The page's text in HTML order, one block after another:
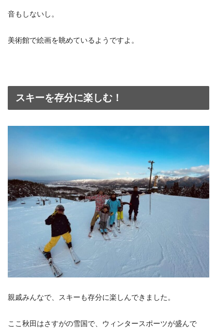
音もしないし。
美術館で絵画を眺めているようですよ。
スキーを存分に楽しむ！
親戚みんなで、スキーも存分に楽しんできました。
ここ秋田はさすがの雪国で、ウィンタースポーツが盛んで